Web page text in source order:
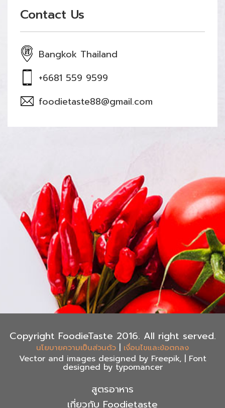
Contact Us
Bangkok Thailand
+6681 559 9599
foodietaste88@gmail.com
Copyright FoodieTaste 2016. All right served.
นโยบายความเป็นส่วนตัว | เงื่อนไขและข้อตกลง
Vector and images designed by Freepik, | Font
designed by typomancer
สูตรอาหาร
เกี่ยวกับ Foodietaste